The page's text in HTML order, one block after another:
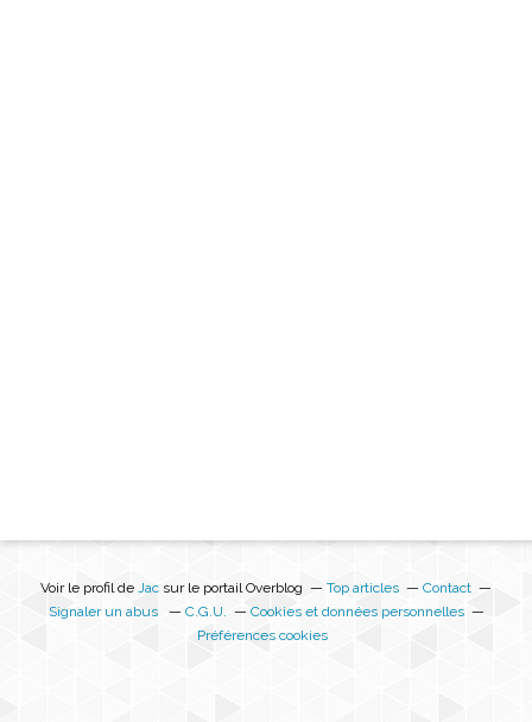
Voir le profil de Jac sur le portail Overblog Top articles
Contact
Signaler un abus
C.G.U.
Cookies et données personnelles
Préférences cookies